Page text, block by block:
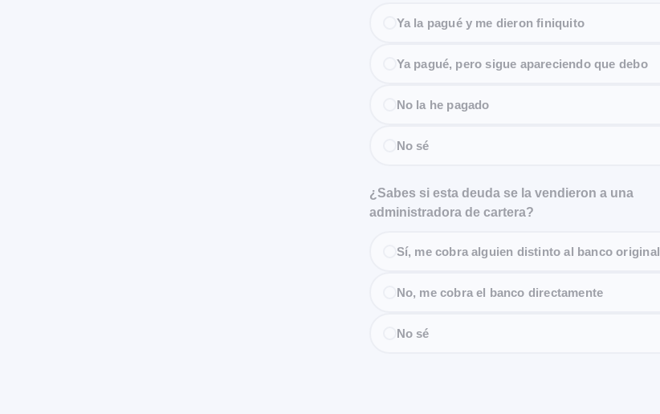
Ya la pagué y me dieron finiquito
Ya pagué, pero sigue apareciendo que debo
No la he pagado
No sé
¿Sabes si esta deuda se la vendieron a una
administradora de cartera?
Sí, me cobra alguien distinto al banco original
No, me cobra el banco directamente
No sé